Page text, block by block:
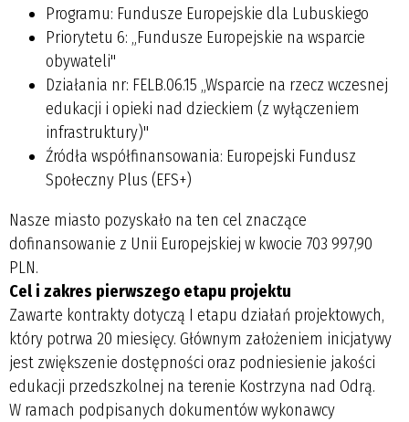
Programu: Fundusze Europejskie dla Lubuskiego
Priorytetu 6: „Fundusze Europejskie na wsparcie
obywateli"
Działania nr: FELB.06.15 „Wsparcie na rzecz wczesnej
edukacji i opieki nad dzieckiem (z wyłączeniem
infrastruktury)"
Źródła współfinansowania: Europejski Fundusz
Społeczny Plus (EFS+)
Nasze miasto pozyskało na ten cel znaczące
dofinansowanie z Unii Europejskiej w kwocie 703 997,90
PLN.
Cel i zakres pierwszego etapu projektu
Zawarte kontrakty dotyczą I etapu działań projektowych,
który potrwa 20 miesięcy. Głównym założeniem inicjatywy
jest zwiększenie dostępności oraz podniesienie jakości
edukacji przedszkolnej na terenie Kostrzyna nad Odrą.
W ramach podpisanych dokumentów wykonawcy